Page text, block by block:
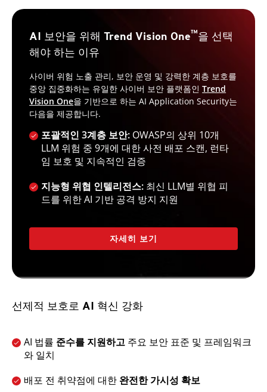
AI 보안을 위해 Trend Vision One™을 선택
해야 하는 이유
사이버 위험 노출 관리, 보안 운영 및 강력한 계층 보호를
중앙 집중화하는 유일한 사이버 보안 플랫폼인Trend
Vision One을 기반으로 하는 AI Application Security는
다음을 제공합니다.
포괄적인 3계층 보안: OWASP의 상위 10개
LLM 위험 중 9개에 대한 사전 배포 스캔, 런타
임 보호 및 지속적인 검증
지능형 위협 인텔리전스: 최신 LLM별 위협 피
드를 위한 AI 기반 공격 방지 지원
자세히 보기
선제적 보호로 AI 혁신 강화
AI 법률 준수를 지원하고 주요 보안 표준 및 프레임워크
와 일치
배포 전 취약점에 대한 완전한 가시성 확보